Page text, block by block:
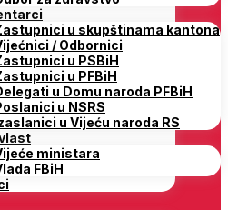
u skupštinama kantona
/ Odbornici
u PSBiH
u PFBiH
u Domu naroda PFBiH
u NSRS
u Vijeću naroda RS
ministara
FBiH